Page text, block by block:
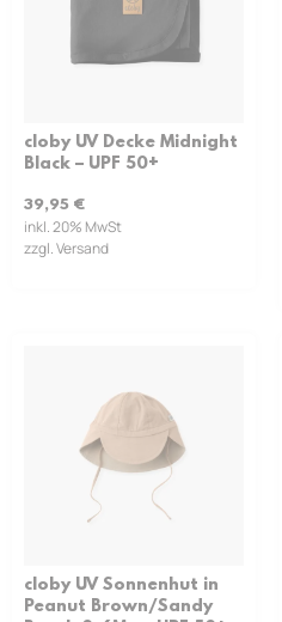
cloby UV Decke Midnight
Black – UPF 50+
39,95 €
inkl. 20% MwSt
zzgl. Versand
cloby UV Sonnenhut in
Peanut Brown/Sandy